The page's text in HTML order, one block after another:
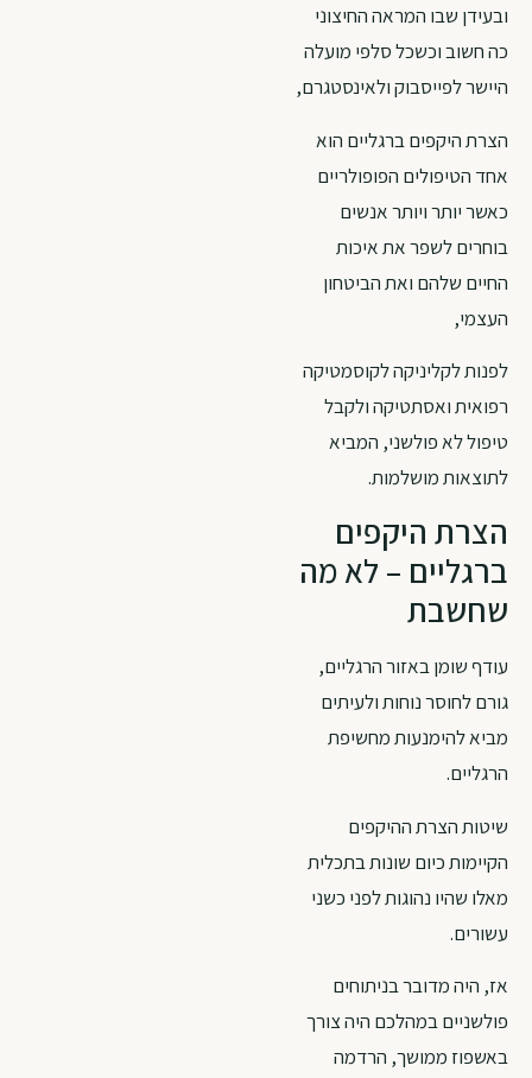
ובעידן שבו המראה החיצוני
כה חשוב וכשכל סלפי מועלה
היישר לפייסבוק ולאינסטגרם,
הצרת היקפים ברגליים הוא
אחד הטיפולים הפופולריים
כאשר יותר ויותר אנשים
בוחרים לשפר את איכות
החיים שלהם ואת הביטחון
העצמי,
לפנות לקליניקה לקוסמטיקה
רפואית ואסתטיקה ולקבל
טיפול לא פולשני, המביא
לתוצאות מושלמות.
הצרת היקפים
ברגליים – לא מה
שחשבת
עודף שומן באזור הרגליים,
גורם לחוסר נוחות ולעיתים
מביא להימנעות מחשיפת
הרגליים.
שיטות הצרת ההיקפים
הקיימות כיום שונות בתכלית
מאלו שהיו נהוגות לפני כשני
עשורים.
אז, היה מדובר בניתוחים
פולשניים במהלכם היה צורך
באשפוז ממושך, הרדמה